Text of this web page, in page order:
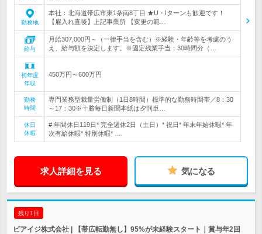
勤務地
本社：北海道帯広市東1条南8丁目 ★U・Iターンも歓迎です！
【雇入れ直後】上記事業所 【変更の範…
給与
月給307,000円～（一律手当を含む）※経験・年齢等を考慮のう
え、給与額を決定します。※固定残業手当：30時間分（…
初年度
年収
450万円～600万円
勤務
時間
専門業務型裁量労働制（1日8時間）標準的な勤務時間帯／8：30
～17：30※十勝毎日新聞本紙は夕刊単…
休日
休暇
# 年間休日119日* 完全週休2日（土日）* 祝日* 年末年始休暇* 年
次有給休暇* 特別休暇* …
求人詳細を見る 気になる
残り1日
ビアイジ株式会社 | 【帯広転勤無し】95%が未経験スタート｜賞与年2回